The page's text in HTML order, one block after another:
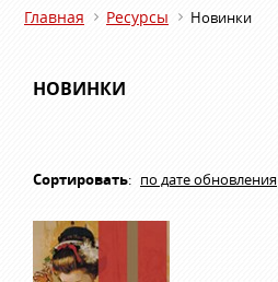
Главная Ресурсы Новинки
НОВИНКИ
Сортировать: по дате обновления